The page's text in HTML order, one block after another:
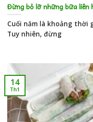
Đừng bỏ lỡ những bữa liên
Cuối năm là khoảng thời
Tuy nhiên, đừng
14
Th1